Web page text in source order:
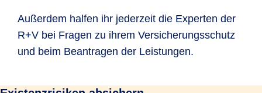
Außerdem halfen ihr jederzeit die Experten der
R+V bei Fragen zu ihrem Versicherungsschutz
und beim Beantragen der Leistungen.